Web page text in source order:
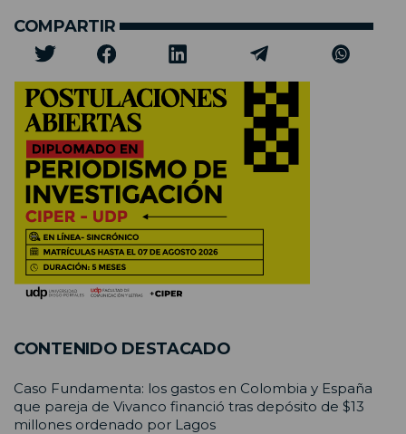
COMPARTIR
CONTENIDO DESTACADO
Caso Fundamenta: los gastos en Colombia y España
que pareja de Vivanco financió tras depósito de $13
millones ordenado por Lagos